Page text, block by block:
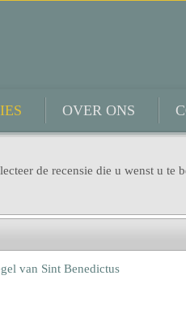
OVER ONS
de recensie die u wenst u te
van Sint Benedictus